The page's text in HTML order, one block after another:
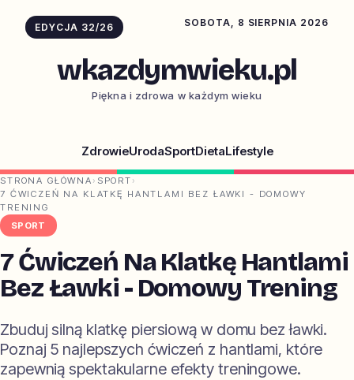
EDYCJA 32/26 SOBOTA, 8 SIERPNIA 2026
wkazdymwieku.pl
Piękna i zdrowa w każdym wieku
ZdrowieUrodaSportDietaLifestyle
STRONA GŁÓWNA › SPORT ›
7 ĆWICZEŃ NA KLATKĘ HANTLAMI BEZ ŁAWKI - DOMOWY
TRENING
SPORT
7 Ćwiczeń Na Klatkę Hantlami
Bez Ławki - Domowy Trening
Zbuduj silną klatkę piersiową w domu bez ławki.
Poznaj 5 najlepszych ćwiczeń z hantlami, które
zapewnią spektakularne efekty treningowe.